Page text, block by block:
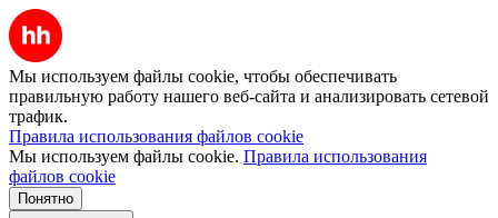
Мы используем файлы cookie, чтобы обеспечивать
правильную работу нашего веб-сайта и анализировать сетевой
трафик.
Правила использования файлов cookie
Мы используем файлы cookie. Правила использования
файлов cookie
Понятно